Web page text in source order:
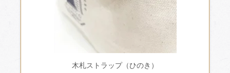
木札ストラップ（ひのき）